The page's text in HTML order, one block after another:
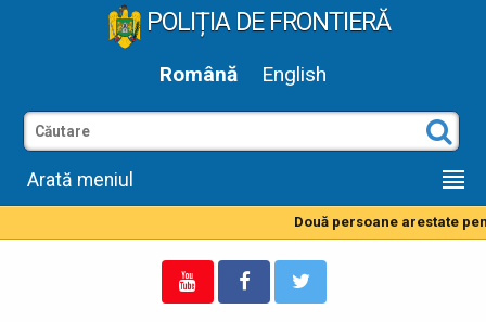
POLIȚIA DE FRONTIERĂ
Română English
Arată meniul
Două persoane arestate